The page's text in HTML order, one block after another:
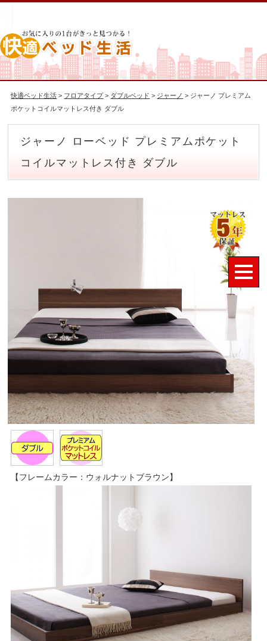
快適ベッド生活 > フロアタイプ > ダブルベッド > ジャーノ > ジャーノ プレミアム
ポケットコイルマットレス付き ダブル
ジャーノ ローベッド プレミアムポケット
コイルマットレス付き ダブル
【フレームカラー：ウォルナットブラウン】